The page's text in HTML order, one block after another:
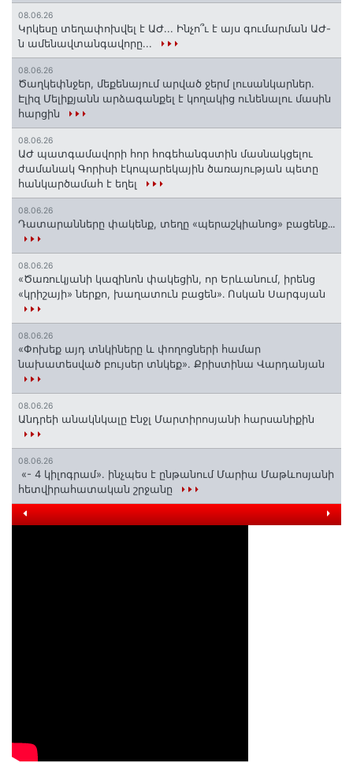
08.06.26
Կրկեսը տեղափոխվել է ԱԺ... Ինչո՞ւ է այս գումարման ԱԺ-
ն ամենավտանգավորը...
08.06.26
Ծաղկեփնջեր, մեքենայում արված ջերմ լուսանկարներ.
Էլիզ Մելիքյանն արձագանքել է կողակից ունենալու մասին
հարցին
08.06.26
ԱԺ պատգամավորի հոր հոգեհանգստին մասնակցելու
ժամանակ Գորիսի էկոպարեկային ծառայության պետը
հանկարծամահ է եղել
08.06.26
Դատարանները փակենք, տեղը «պերաշկիանոց» բացենք․․․
08.06.26
«Ծառուկյանի կազինոն փակեցին, որ Երևանում, իրենց
«կրիշայի» ներքո, խաղատուն բացեն»․ Ոսկան Սարգսյան
08.06.26
«Փոխեք այդ տնկիները և փողոցների համար
նախատեսված բույսեր տնկեք». Քրիստինա Վարդանյան
08.06.26
Անդրեի անակնկալը Էնջլ Մարտիրոսյանի հարսանիքին
08.06.26
«- 4 կիլոգրամ». ինչպես է ընթանում Մարիա Մաթևոսյանի
հետվիրահատական շրջանը